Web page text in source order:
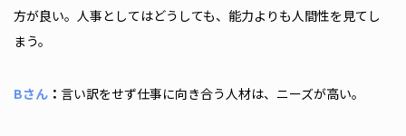
方が良い。人事としてはどうしても、能力よりも人間性を見てし
まう。
Bさん ： 言い訳をせず仕事に向き合う人材は、ニーズが高い。